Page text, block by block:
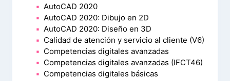
AutoCAD 2020
AutoCAD 2020: Dibujo en 2D
AutoCAD 2020: Diseño en 3D
Calidad de atención y servicio al cliente (V6)
Competencias digitales avanzadas
Competencias digitales avanzadas (IFCT46)
Competencias digitales básicas